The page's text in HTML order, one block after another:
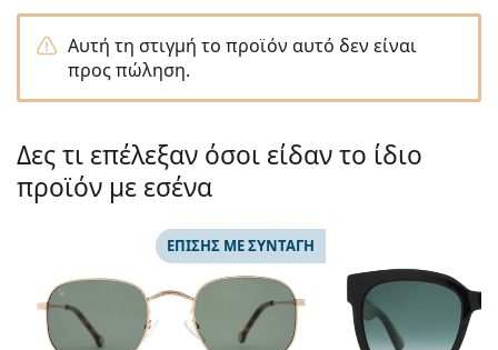
Persol
Prada
Όλες οι μάρκες
Αυτή τη στιγμή το προϊόν αυτό δεν είναι
προς πώληση.
Δες τι επέλεξαν όσοι είδαν το ίδιο
προϊόν με εσένα
ΕΠΊΣΗΣ ΜΕ ΣΥΝΤΑΓΉ